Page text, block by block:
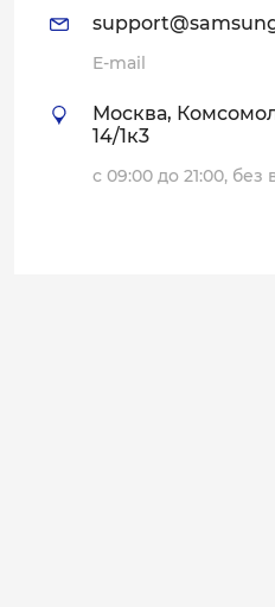
E-mail
Москва,
14/1к3
с 09:00 до 21:00, без